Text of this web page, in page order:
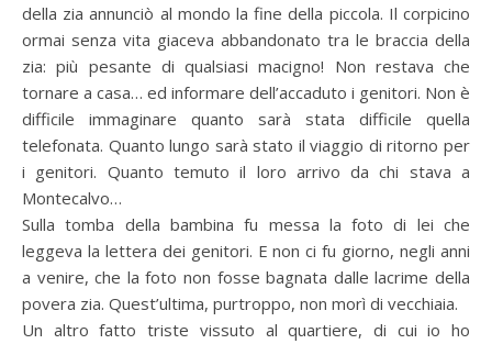
della zia annunciò al mondo la fine della piccola. Il corpicino
ormai senza vita giaceva abbandonato tra le braccia della
zia: più pesante di qualsiasi macigno! Non restava che
tornare a casa… ed informare dell’accaduto i genitori. Non è
difficile immaginare quanto sarà stata difficile quella
telefonata. Quanto lungo sarà stato il viaggio di ritorno per
i genitori. Quanto temuto il loro arrivo da chi stava a
Montecalvo…
Sulla tomba della bambina fu messa la foto di lei che
leggeva la lettera dei genitori. E non ci fu giorno, negli anni
a venire, che la foto non fosse bagnata dalle lacrime della
povera zia. Quest’ultima, purtroppo, non morì di vecchiaia.
Un altro fatto triste vissuto al quartiere, di cui io ho